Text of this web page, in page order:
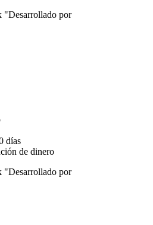
"Desarrollado por
días
de dinero
"Desarrollado por